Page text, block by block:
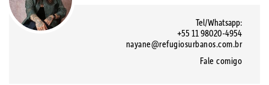
Tel/Whatsapp:
+55 11 98020-4954
nayane@refugiosurbanos.com.br
Fale comigo